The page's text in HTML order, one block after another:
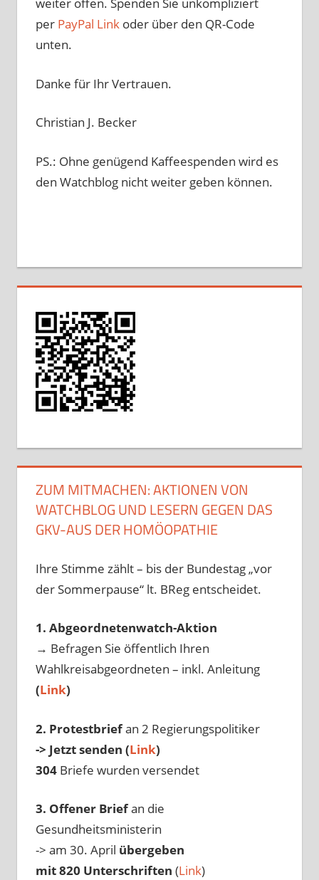
weiter offen. Spenden Sie unkompliziert
per PayPal Linkoder über den QR-Code
unten.
Danke für Ihr Vertrauen.
Christian J. Becker
PS.: Ohne genügend Kaffeespenden wird es
den Watchblog nicht weiter geben können.
ZUM MITMACHEN: AKTIONEN VON
WATCHBLOG UND LESERN GEGEN DAS
GKV-AUS DER HOMÖOPATHIE
Ihre Stimme zählt – bis der Bundestag „vor
der Sommerpause“ lt. BReg entscheidet.
1. Abgeordnetenwatch-Aktion
→ Befragen Sie öffentlich Ihren
Wahlkreisabgeordneten – inkl. Anleitung
(Link)
2. Protestbriefan 2 Regierungspolitiker
-> Jetzt senden (Link)
304Briefe wurden versendet
3. Offener Briefan die
Gesundheitsministerin
-> am 30. April übergeben
mit 820 Unterschriften (Link)